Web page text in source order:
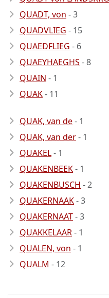
QUADT, von - 3
QUADVLIEG - 15
QUAEDFLIEG - 6
QUAEYHAEGHS - 8
QUAIN - 1
QUAK- 11
QUAK, van de- 1
QUAK, van der- 1
QUAKEL- 1
QUAKENBEEK- 1
QUAKENBUSCH - 2
QUAKERNAAK- 3
QUAKERNAAT- 3
QUAKKELAAR- 1
QUALEN, von - 1
QUALM - 12